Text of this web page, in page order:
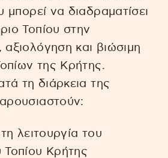
μπορεί να διαδραματίσει
Τοπίου στην
και βιώσιμη
της Κρήτης.
τη διάρκεια της
λειτουργία του
Τοπίου Κρήτης